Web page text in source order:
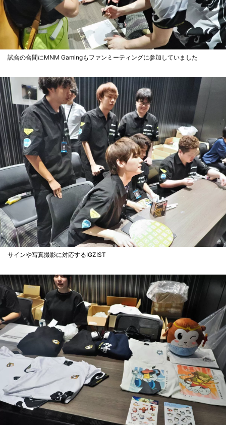
試合の合間にMNM Gamingもファンミーティングに参加していました
サインや写真撮影に対応するIGZIST